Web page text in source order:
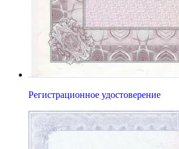
Регистрационное удостоверение